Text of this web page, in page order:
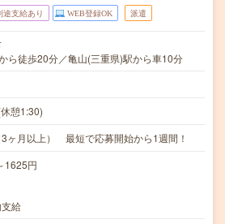
途支給あり WEB登録OK 派遣
ら徒歩20分／亀山(三重県)駅から車10分
憩1:30)
ヶ月以上） 最短で応募開始から1週間！
1625円
給